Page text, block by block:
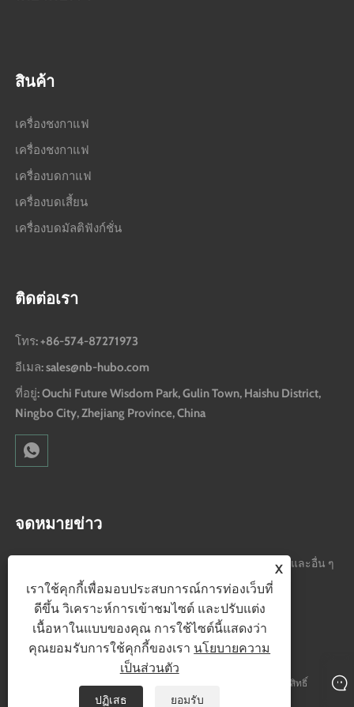
สินค้า
เครื่องชงกาแฟ
เครื่องชงกาแฟ
เครื่องบดกาแฟ
เครื่องบดเสี้ยน
เครื่องบดมัลติฟังก์ชั่น
ติดต่อเรา
โทร: +86-574-87271973
อีเมล: sales@nb-hubo.com
ที่อยู่: Ouchi Future Wisdom Park, Gulin Town, Haishu District,
Ningbo City, Zhejiang Province, China
จดหมายข่าว
ลงทะเบียนเพื่อรับการอัปเดตเกี่ยวกับการขายผลิตภัณฑ์ใหม่และอื่น ๆ
ลิขสิทธิ์© 2024 Ningbo Hubo Electrical Appliance Co. , Ltd. สงวนลิขสิทธิ์
X
เราใช้คุกกี้เพื่อมอบประสบการณ์การท่องเว็บที่
ดีขึ้น วิเคราะห์การเข้าชมไซต์ และปรับแต่ง
เนื้อหาในแบบของคุณ การใช้ไซต์นี้แสดงว่า
คุณยอมรับการใช้คุกกี้ของเรา นโยบายความ
เป็นส่วนตัว
ปฏิเสธ ยอมรับ